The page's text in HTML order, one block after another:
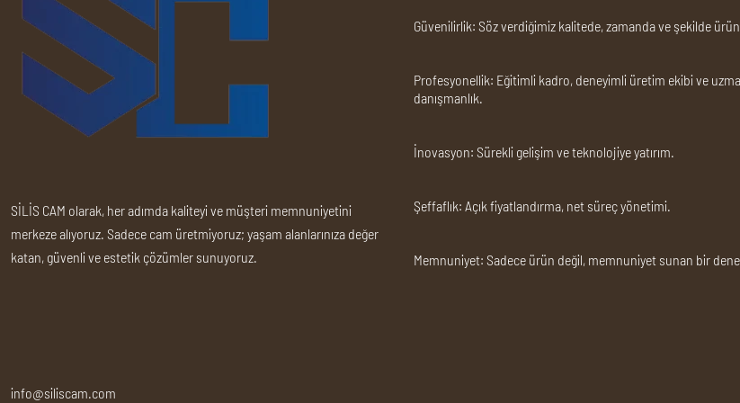
SİLİS CAM olarak, her adımda kaliteyi ve müşteri memnuniyetini
merkeze alıyoruz. Sadece cam üretmiyoruz; yaşam alanlarınıza değer
katan, güvenli ve estetik çözümler sunuyoruz.
Güvenilirlik: Söz verdiğimiz kalitede, zamanda ve şekilde
Profesyonellik: Eğitimli kadro, deneyimli üretim ekibi ve
danışmanlık.
İnovasyon: Sürekli gelişim ve teknolojiye yatırım.
Şeffaflık: Açık fiyatlandırma, net süreç yönetimi.
Memnuniyet: Sadece ürün değil, memnuniyet sunan bir
info@siliscam.com